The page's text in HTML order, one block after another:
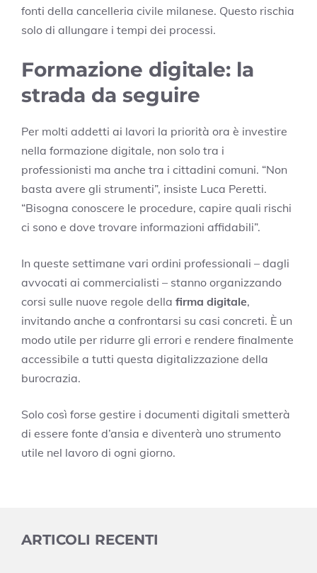
fonti della cancelleria civile milanese. Questo rischia
solo di allungare i tempi dei processi.
Formazione digitale: la
strada da seguire
Per molti addetti ai lavori la priorità ora è investire
nella formazione digitale, non solo tra i
professionisti ma anche tra i cittadini comuni. “Non
basta avere gli strumenti”, insiste Luca Peretti.
“Bisogna conoscere le procedure, capire quali rischi
ci sono e dove trovare informazioni affidabili”.
In queste settimane vari ordini professionali – dagli
avvocati ai commercialisti – stanno organizzando
corsi sulle nuove regole della firma digitale,
invitando anche a confrontarsi su casi concreti. È un
modo utile per ridurre gli errori e rendere finalmente
accessibile a tutti questa digitalizzazione della
burocrazia.
Solo così forse gestire i documenti digitali smetterà
di essere fonte d’ansia e diventerà uno strumento
utile nel lavoro di ogni giorno.
ARTICOLI RECENTI